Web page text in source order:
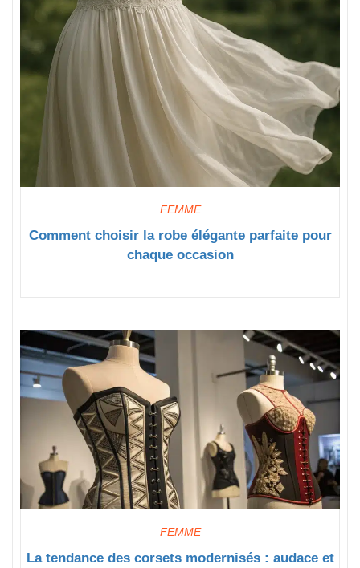
FEMME
Comment choisir la robe élégante parfaite pour
chaque occasion
FEMME
La tendance des corsets modernisés : audace et